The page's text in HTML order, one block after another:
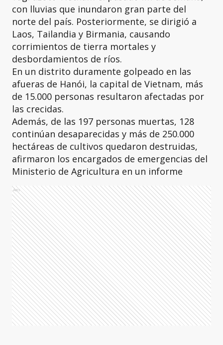
con lluvias que inundaron gran parte del
norte del país. Posteriormente, se dirigió a
Laos, Tailandia y Birmania, causando
corrimientos de tierra mortales y
desbordamientos de ríos.
En un distrito duramente golpeado en las
afueras de Hanói, la capital de Vietnam, más
de 15.000 personas resultaron afectadas por
las crecidas.
Además, de las 197 personas muertas, 128
continúan desaparecidas y más de 250.000
hectáreas de cultivos quedaron destruidas,
afirmaron los encargados de emergencias del
Ministerio de Agricultura en un informe
Ads